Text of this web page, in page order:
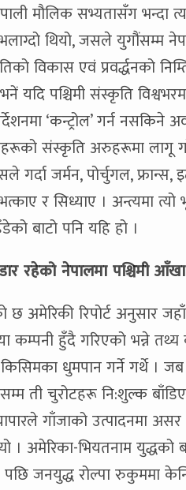
मौलिक सभ्यतासँग भन्दा
थियो, जसले युगौंसम्म
विकास एवं प्रवर्द्धनको
यदि पश्चिमी संस्कृति
‘कन्ट्रोल’ गर्न
संस्कृति अरुहरूमा लागू
जर्मन, पोर्चुगल,
र सिध्याए । अन्त्यमा
बाटो पनि यहि हो ।
रहेको नेपालमा पश्चिमी
रिपोर्ट अनुसार जहाँ
कम्पनी हुँदै गरिएको भन्ने
धुमपान गर्ने गर्थे ।
ती चुरोटहरू नि:शुल्क
गाँजाको उत्पादनमा
। अमेरिका-भियतनाम युद्धको
जनयुद्ध रोल्पा रुकुममा